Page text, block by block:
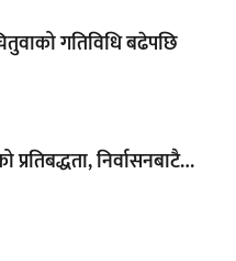
गतिविधि बढेपछि
निर्वासनबाटै…